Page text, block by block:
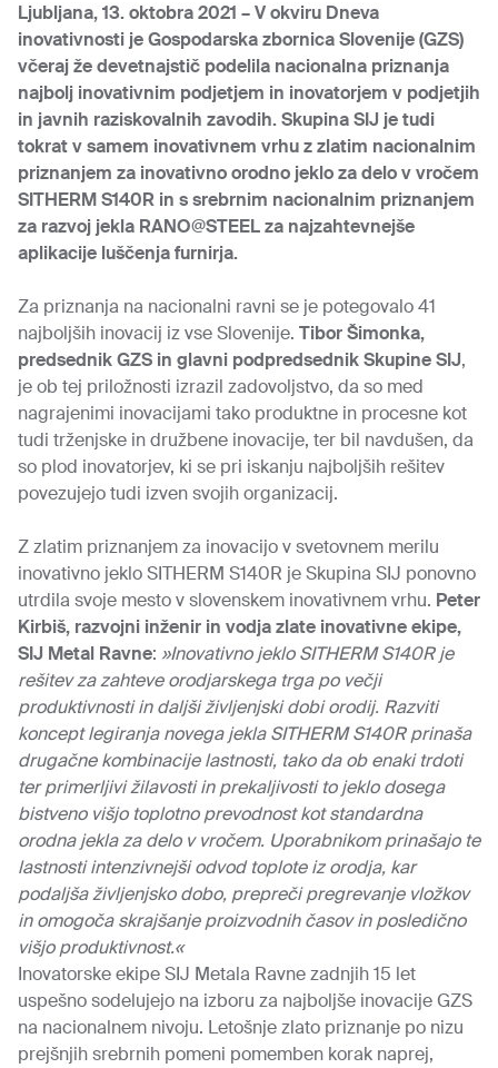
Ljubljana, 13. oktobra 2021 – V okviru Dneva
inovativnosti je Gospodarska zbornica Slovenije (GZS)
včeraj že devetnajstič podelila nacionalna priznanja
najbolj inovativnim podjetjem in inovatorjem v podjetjih
in javnih raziskovalnih zavodih. Skupina SIJ je tudi
tokrat v samem inovativnem vrhu z zlatim nacionalnim
priznanjem za inovativno orodno jeklo za delo v vročem
SITHERM S140R in s srebrnim nacionalnim priznanjem
za razvoj jekla RANO@STEEL za najzahtevnejše
aplikacije luščenja furnirja.
Za priznanja na nacionalni ravni se je potegovalo 41
najboljših inovacij iz vse Slovenije. Tibor Šimonka,
predsednik GZS in glavni podpredsednik Skupine SIJ,
je ob tej priložnosti izrazil zadovoljstvo, da so med
nagrajenimi inovacijami tako produktne in procesne kot
tudi trženjske in družbene inovacije, ter bil navdušen, da
so plod inovatorjev, ki se pri iskanju najboljših rešitev
povezujejo tudi izven svojih organizacij.
Z zlatim priznanjem za inovacijo v svetovnem merilu
inovativno jeklo SITHERM S140R je Skupina SIJ ponovno
utrdila svoje mesto v slovenskem inovativnem vrhu. Peter
Kirbiš, razvojni inženir in vodja zlate inovativne ekipe,
SIJ Metal Ravne: »Inovativno jeklo SITHERM S140R je
rešitev za zahteve orodjarskega trga po večji
produktivnosti in daljši življenjski dobi orodij. Razviti
koncept legiranja novega jekla SITHERM S140R prinaša
drugačne kombinacije lastnosti, tako da ob enaki trdoti
ter primerljivi žilavosti in prekaljivosti to jeklo dosega
bistveno višjo toplotno prevodnost kot standardna
orodna jekla za delo v vročem. Uporabnikom prinašajo te
lastnosti intenzivnejši odvod toplote iz orodja, kar
podaljša življenjsko dobo, prepreči pregrevanje vložkov
in omogoča skrajšanje proizvodnih časov in posledično
višjo produktivnost.«
Inovatorske ekipe SIJ Metala Ravne zadnjih 15 let
uspešno sodelujejo na izboru za najboljše inovacije GZS
na nacionalnem nivoju. Letošnje zlato priznanje po nizu
prejšnjih srebrnih pomeni pomemben korak naprej,